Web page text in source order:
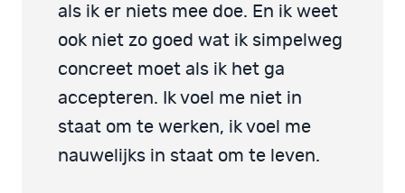
als ik er niets mee doe. En ik weet
ook niet zo goed wat ik simpelweg
concreet moet als ik het ga
accepteren. Ik voel me niet in
staat om te werken, ik voel me
nauwelijks in staat om te leven.